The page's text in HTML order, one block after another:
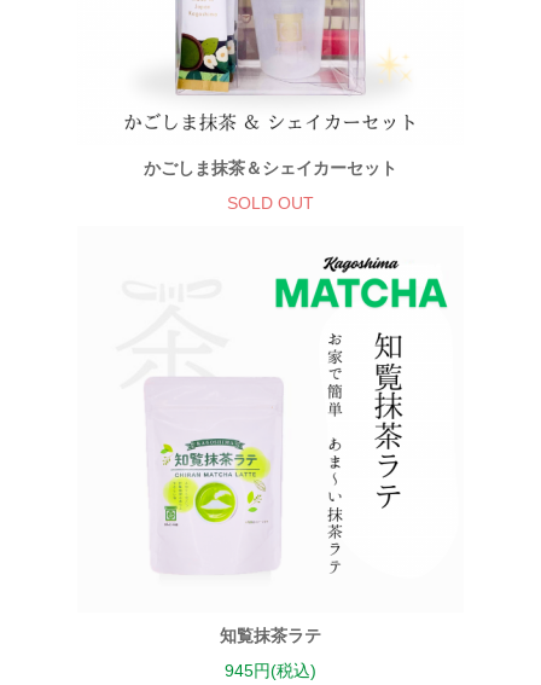
かごしま抹茶＆シェイカーセット
SOLD OUT
知覧抹茶ラテ
945円(税込)